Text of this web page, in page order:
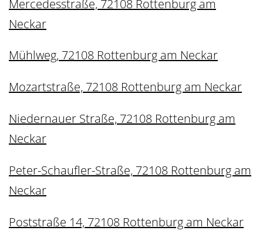
Mercedesstraße, 72108 Rottenburg am
Neckar
Mühlweg, 72108 Rottenburg am Neckar
Mozartstraße, 72108 Rottenburg am Neckar
Niedernauer Straße, 72108 Rottenburg am
Neckar
Peter-Schaufler-Straße, 72108 Rottenburg am
Neckar
Poststraße 14, 72108 Rottenburg am Neckar